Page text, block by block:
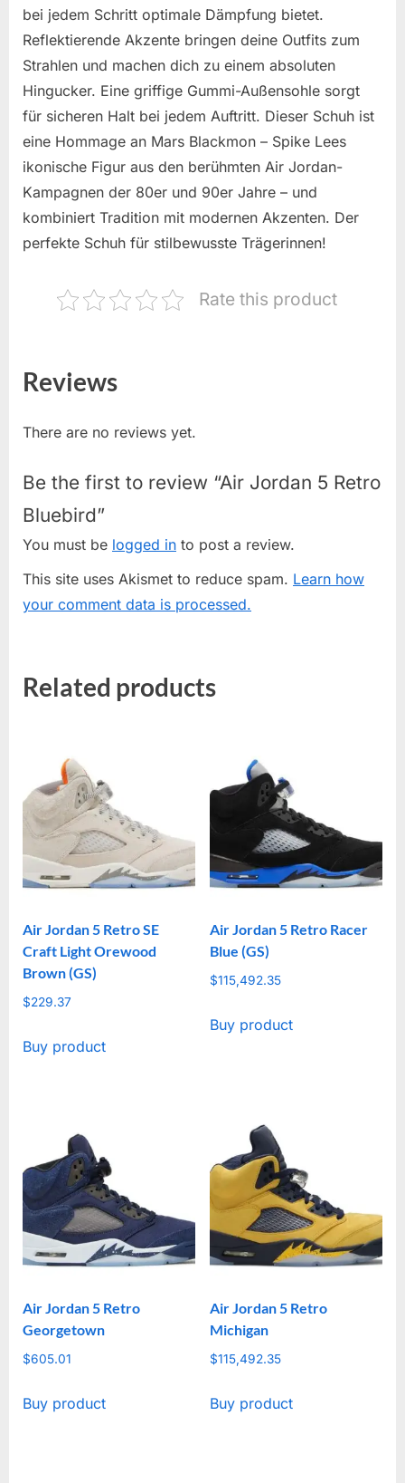
bei jedem Schritt optimale Dämpfung bietet.
Reflektierende Akzente bringen deine Outfits zum
Strahlen und machen dich zu einem absoluten
Hingucker. Eine griffige Gummi-Außensohle sorgt
für sicheren Halt bei jedem Auftritt. Dieser Schuh ist
eine Hommage an Mars Blackmon – Spike Lees
ikonische Figur aus den berühmten Air Jordan-
Kampagnen der 80er und 90er Jahre – und
kombiniert Tradition mit modernen Akzenten. Der
perfekte Schuh für stilbewusste Trägerinnen!
Rate this product
Reviews
There are no reviews yet.
Be the first to review “Air Jordan 5 Retro
Bluebird”
You must be logged in to post a review.
This site uses Akismet to reduce spam. Learn how
your comment data is processed.
Related products
Air Jordan 5 Retro SE
Craft Light Orewood
Brown (GS)
$229.37
Buy product
Air Jordan 5 Retro Racer
Blue (GS)
$115,492.35
Buy product
Air Jordan 5 Retro
Georgetown
$605.01
Buy product
Air Jordan 5 Retro
Michigan
$115,492.35
Buy product